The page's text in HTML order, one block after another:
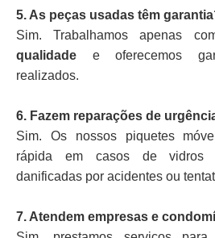
5. As peças usadas têm
Sim. Trabalhamos apenas
qualidade e oferecemos
realizados.
6. Fazem reparações de
Sim. Os nossos piquetes
rápida em casos de vidros
danificadas por acidentes ou
7. Atendem empresas e